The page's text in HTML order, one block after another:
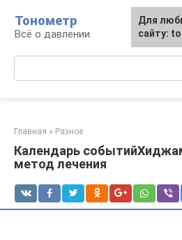
контенту
Тонометр
Всё о давлении
Главная » Разное
Календарь
метод лечения
Для
сайту:
Для
сайту: